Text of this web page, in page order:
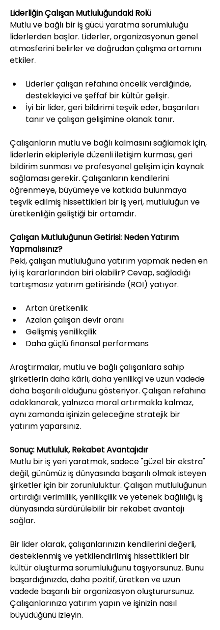
Liderliğin Çalışan Mutluluğundaki Rolü
Mutlu ve bağlı bir iş gücü yaratma sorumluluğu
liderlerden başlar. Liderler, organizasyonun genel
atmosferini belirler ve doğrudan çalışma ortamını
etkiler.
Liderler çalışan refahına öncelik verdiğinde,
destekleyici ve şeffaf bir kültür gelişir.
İyi bir lider, geri bildirimi teşvik eder, başarıları
tanır ve çalışan gelişimine olanak tanır.
Çalışanların mutlu ve bağlı kalmasını sağlamak için,
liderlerin ekipleriyle düzenli iletişim kurması, geri
bildirim sunması ve profesyonel gelişim için kaynak
sağlaması gerekir. Çalışanların kendilerini
öğrenmeye, büyümeye ve katkıda bulunmaya
teşvik edilmiş hissettikleri bir iş yeri, mutluluğun ve
üretkenliğin geliştiği bir ortamdır.
Çalışan Mutluluğunun Getirisi: Neden Yatırım
Yapmalısınız?
Peki, çalışan mutluluğuna yatırım yapmak neden en
iyi iş kararlarından biri olabilir? Cevap, sağladığı
tartışmasız yatırım getirisinde (ROI) yatıyor.
Artan üretkenlik
Azalan çalışan devir oranı
Gelişmiş yenilikçilik
Daha güçlü finansal performans
Araştırmalar, mutlu ve bağlı çalışanlara sahip
şirketlerin daha kârlı, daha yenilikçi ve uzun vadede
daha başarılı olduğunu gösteriyor. Çalışan refahına
odaklanarak, yalnızca moral artırmakla kalmaz,
aynı zamanda işinizin geleceğine stratejik bir
yatırım yaparsınız.
Sonuç: Mutluluk, Rekabet Avantajıdır
Mutlu bir iş yeri yaratmak, sadece "güzel bir ekstra"
değil, günümüz iş dünyasında başarılı olmak isteyen
şirketler için bir zorunluluktur. Çalışan mutluluğunun
artırdığı verimlilik, yenilikçilik ve yetenek bağlılığı, iş
dünyasında sürdürülebilir bir rekabet avantajı
sağlar.
Bir lider olarak, çalışanlarınızın kendilerini değerli,
desteklenmiş ve yetkilendirilmiş hissettikleri bir
kültür oluşturma sorumluluğunu taşıyorsunuz. Bunu
başardığınızda, daha pozitif, üretken ve uzun
vadede başarılı bir organizasyon oluşturursunuz.
Çalışanlarınıza yatırım yapın ve işinizin nasıl
büyüdüğünü izleyin.